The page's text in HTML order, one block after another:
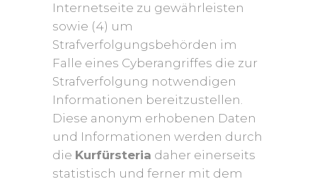
Internetseite zu gewährleisten
sowie (4) um
Strafverfolgungsbehörden im
Falle eines Cyberangriffes die zur
Strafverfolgung notwendigen
Informationen bereitzustellen.
Diese anonym erhobenen Daten
und Informationen werden durch
die Kurfürsteria daher einerseits
statistisch und ferner mit dem